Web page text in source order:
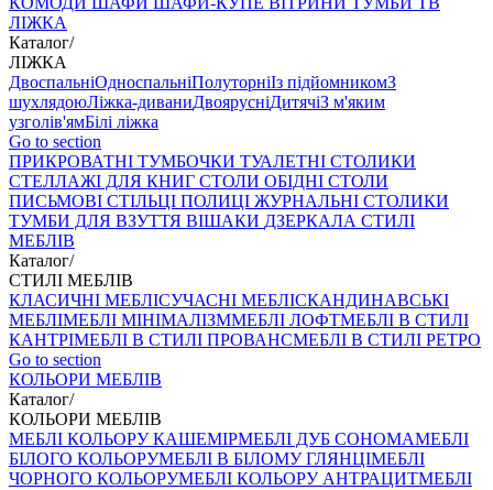
ЛІЖКА
Каталог/
ЛІЖКА
ДвоспальніОдноспальніПолуторніІз підйомникомЗ
шухлядоюЛіжка-диваниДвоярусніДитячіЗ м'яким
узголів'ямБілі ліжка
Go to section
ПРИКРОВАТНІ ТУМБОЧКИ ТУАЛЕТНІ СТОЛИКИ
СТЕЛЛАЖІ ДЛЯ КНИГ СТОЛИ ОБІДНІ СТОЛИ
ПИСЬМОВІ СТІЛЬЦI ПОЛИЦІ ЖУРНАЛЬНІ СТОЛИКИ
ТУМБИ ДЛЯ ВЗУТТЯ ВІШАКИ ДЗЕРКАЛА СТИЛІ
МЕБЛІВ
Каталог/
СТИЛІ МЕБЛІВ
КЛАСИЧНІ МЕБЛІСУЧАСНІ МЕБЛІСКАНДИНАВСЬКІ
МЕБЛІМЕБЛІ МІНІМАЛІЗММЕБЛІ ЛОФТМЕБЛІ В СТИЛІ
КАНТРІМЕБЛІ В СТИЛІ ПРОВАНСМЕБЛІ В СТИЛІ РЕТРО
Go to section
КОЛЬОРИ МЕБЛІВ
Каталог/
КОЛЬОРИ МЕБЛІВ
МЕБЛІ КОЛЬОРУ КАШЕМІРМЕБЛІ ДУБ СОНОМАМЕБЛІ
БІЛОГО КОЛЬОРУМЕБЛІ В БІЛОМУ ГЛЯНЦІМЕБЛІ
ЧОРНОГО КОЛЬОРУМЕБЛІ КОЛЬОРУ АНТРАЦИТМЕБЛІ